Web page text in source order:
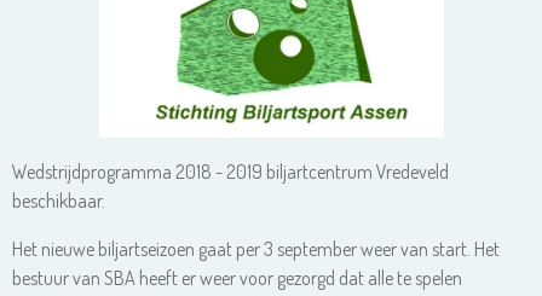
Wedstrijdprogramma 2018 - 2019 biljartcentrum Vredeveld
beschikbaar.
Het nieuwe biljartseizoen gaat per 3 september weer van start. Het
bestuur van SBA heeft er weer voor gezorgd dat alle te spelen